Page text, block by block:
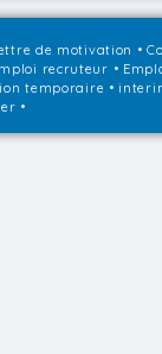
de motivation •
recruteur •
temporaire •
•